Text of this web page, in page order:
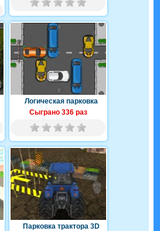
Логическая парковка
Сыграно 336 раз
Парковка трактора 3D